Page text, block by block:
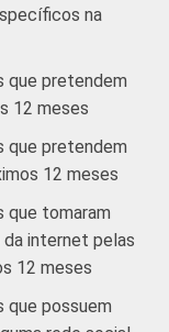
2013
na
que pretendem
12 meses
que pretendem
12 meses
que tomaram
da internet pelas
12 meses
que possuem